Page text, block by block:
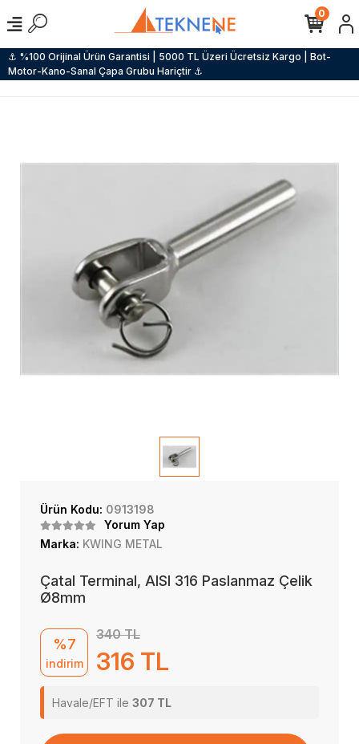
⚓ %100 Orijinal Ürün Garantisi | 5000 TL Üzeri Ücretsiz Kargo | Bot-
Motor-Kano-Sanal Çapa Grubu Hariçtir ⚓
0
Ürün Kodu: 0913198
Yorum Yap
Marka: KWING METAL
Çatal Terminal, AISI 316 Paslanmaz Çelik
Ø8mm
%7
indirim
340 TL
316 TL
Havale/EFT ile 307 TL